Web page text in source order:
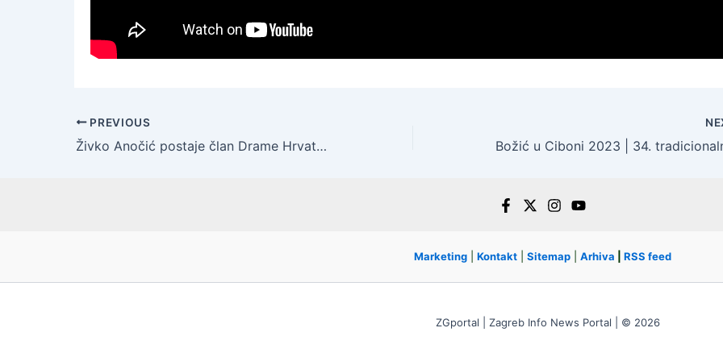
PREVIOUS
Živko Anočić postaje član Drame Hrvatskoga narodnog kazališta u Zagrebu!
Marketing| Kontakt| Sitemap| Arhiva RSS feed
ZGportal | Zagreb Info News Portal | © 2026